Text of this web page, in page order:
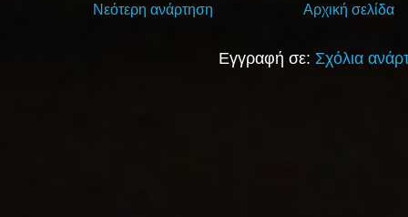
Νεότερη ανάρτηση Αρχική σελίδα
Εγγραφή σε: Σχόλια